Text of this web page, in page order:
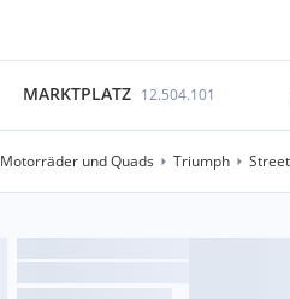
MARKTPLATZ 12.504.101
Motorräder und Quads Triumph